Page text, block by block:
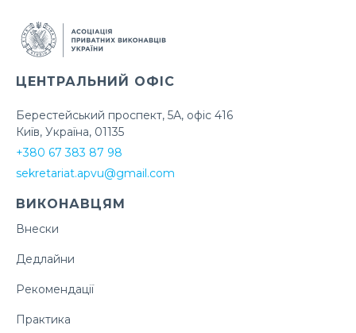
ЦЕНТРАЛЬНИЙ ОФІС
Берестейський проспект, 5А, офіс 416
Київ, Україна, 01135
+380 67 383 87 98
sekretariat.apvu@gmail.com
ВИКОНАВЦЯМ
Внески
Дедлайни
Рекомендації
Практика